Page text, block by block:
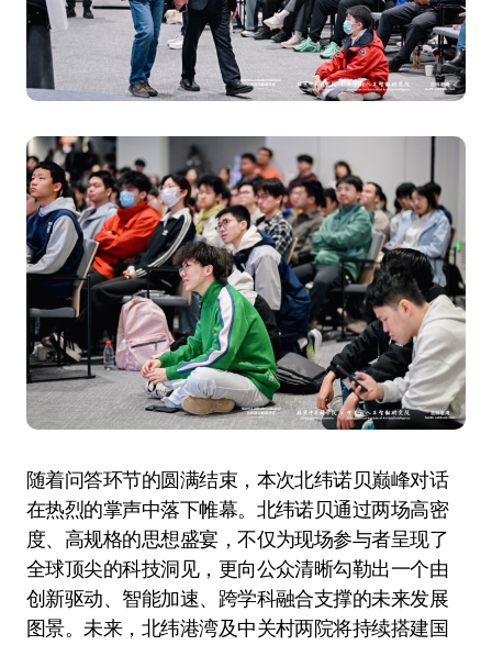
随着问答环节的圆满结束，本次北纬诺贝巅峰对话
在热烈的掌声中落下帷幕。北纬诺贝通过两场高密
度、高规格的思想盛宴，不仅为现场参与者呈现了
全球顶尖的科技洞见，更向公众清晰勾勒出一个由
创新驱动、智能加速、跨学科融合支撑的未来发展
图景。未来，北纬港湾及中关村两院将持续搭建国